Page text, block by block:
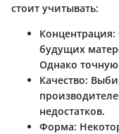
стоит учитывать:
Концентрация:
будущих
Однако точную
Качество:
недостатков.
Форма: